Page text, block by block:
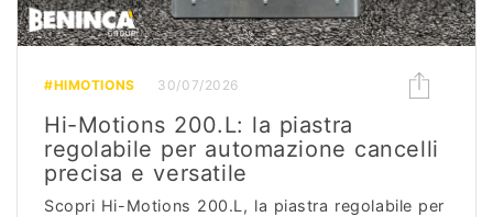
#HIMOTIONS 30/07/2026
Hi-Motions 200.L: la piastra
regolabile per automazione cancelli
precisa e versatile
Scopri Hi-Motions 200.L, la piastra regolabile per